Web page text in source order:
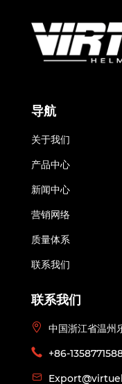
导航
关于我们
产品中心
新闻中心
营销网络
质量体系
联系我们
联系我们
中国浙江省温州
+86-